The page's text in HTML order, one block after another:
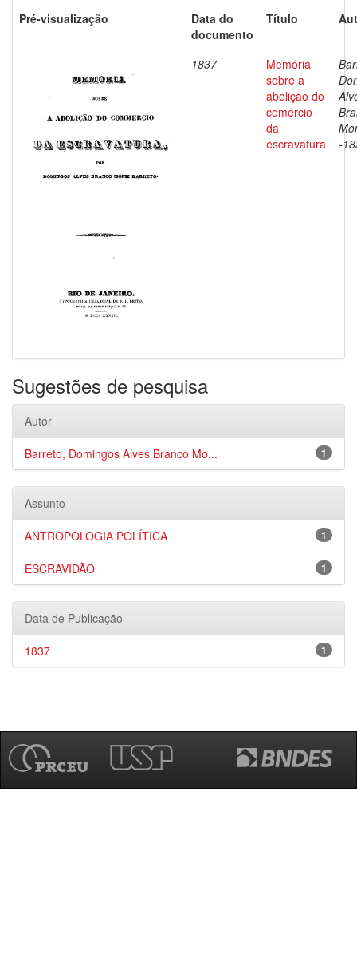
Pré-visualização
Data do
documento
Título
1837
Memória
sobre a
abolição do
comércio
da
escravatura
-
Sugestões de pesquisa
Autor
1
Barreto, Domingos Alves Branco Mo...
Assunto
1
ANTROPOLOGIA POLÍTICA
1
ESCRAVIDÃO
Data de Publicação
1
1837